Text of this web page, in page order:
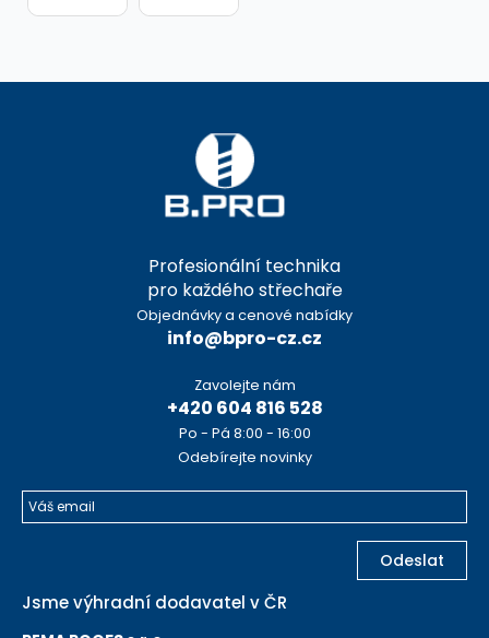
Profesionální technika
pro každého střechaře
Objednávky a cenové nabídky
info@bpro-cz.cz
Zavolejte nám
+420 604 816 528
Po - Pá 8:00 - 16:00
Odebírejte novinky
Odeslat
Jsme výhradní dodavatel v ČR